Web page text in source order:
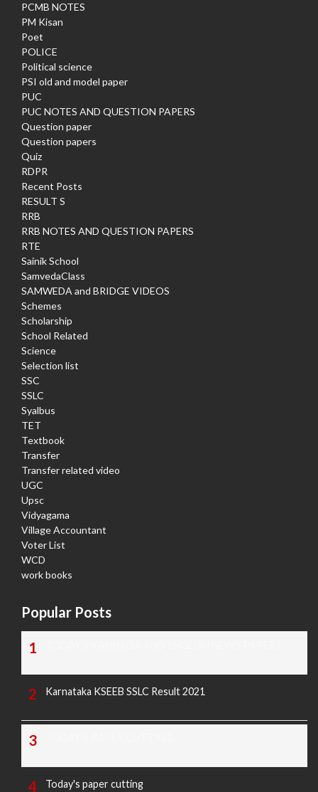
PCMB NOTES
PM Kisan
Poet
POLICE
Political science
PSI old and model paper
PUC
PUC NOTES AND QUESTION PAPERS
Question paper
Question papers
Quiz
RDPR
Recent Posts
RESULT S
RRB
RRB NOTES AND QUESTION PAPERS
RTE
Sainik School
SamvedaClass
SAMWEDA and BRIDGE VIDEOS
Schemes
Scholarship
School Related
Science
Selection list
SSC
SSLC
Syalbus
TET
Textbook
Transfer
Transfer related video
UGC
Upsc
Vidyagama
Village Accountant
Voter List
WCD
work books
Popular Posts
Karnataka KSEEB SSLC Result 2021
Today's paper cutting